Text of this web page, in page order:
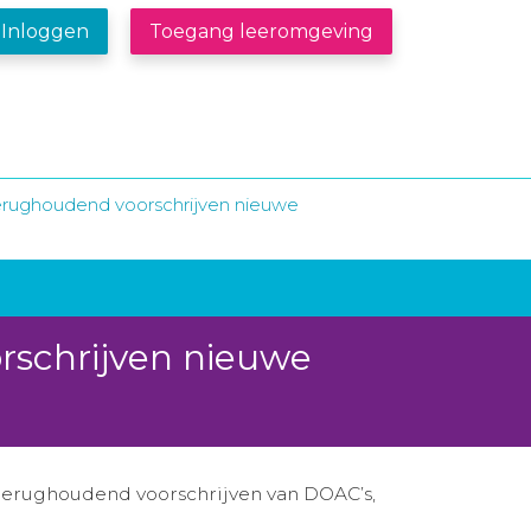
Inloggen Toegang leeromgeving
voorschrijven nieuwe
nieuwe
voorschrijven van DOAC’s,